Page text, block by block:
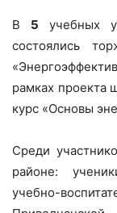
В 5 учебных
состоялись
рамках проекта
курс «Основы
Среди
районе:
учебно-